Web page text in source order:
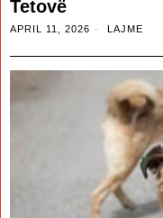
Tetovë
APRIL 11, 2026 LAJME